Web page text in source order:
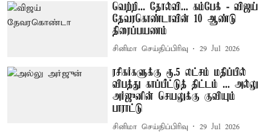
வெற்றி... தோல்வி... கம்பேக் - விஜய்
தேவரகொண்டாவின் 10 ஆண்டு
திரைப்பயணம்
சினிமா செய்திப்பிரிவு 29 Jul 2026
ரசிகர்களுக்கு ரூ.5 லட்சம் மதிப்பில்
விபத்து காப்பீட்டுத் திட்டம் ... அல்லு
அர்ஜுனின் செயலுக்கு குவியும்
பாராட்டு
சினிமா செய்திப்பிரிவு 29 Jul 2026